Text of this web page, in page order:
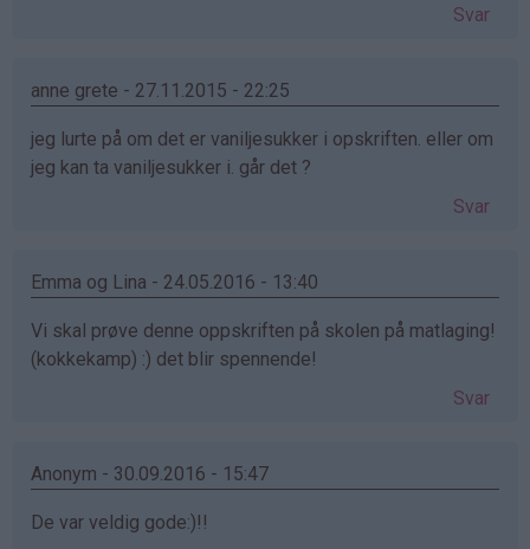
Svar
anne grete - 27.11.2015 - 22:25
jeg lurte på om det er vaniljesukker i opskriften. eller om
jeg kan ta vaniljesukker i. går det ?
Svar
Emma og Lina - 24.05.2016 - 13:40
Vi skal prøve denne oppskriften på skolen på matlaging!
(kokkekamp) :) det blir spennende!
Svar
Anonym - 30.09.2016 - 15:47
De var veldig gode:)!!